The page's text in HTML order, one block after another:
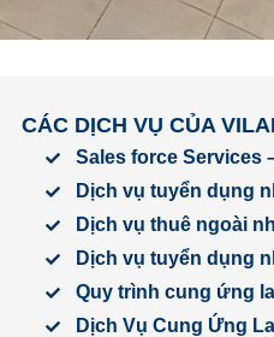
CÁC DỊCH VỤ CỦA
Sales force Services
Dịch vụ tuyển dụng
Dịch vụ thuê ngoài
Dịch vụ tuyển dụng
Quy trình cung ứng
Dịch Vụ Cung Ứng